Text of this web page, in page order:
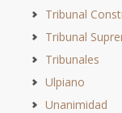
Tribunal
Tribunal
Tribunales
Ulpiano
Unanimidad